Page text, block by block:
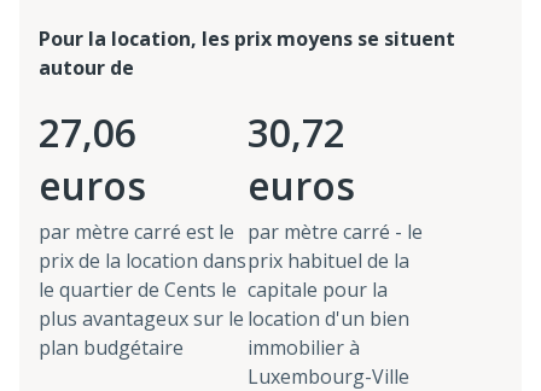
Pour la location, les prix moyens se situent
autour de
27,06
euros
par mètre carré est le
prix de la location dans
le quartier de Cents le
plus avantageux sur le
plan budgétaire
30,72
euros
par mètre carré - le
prix habituel de la
capitale pour la
location d'un bien
immobilier à
Luxembourg-Ville